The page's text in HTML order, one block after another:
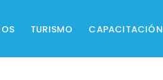
TURISMO CAPACITACIÓN